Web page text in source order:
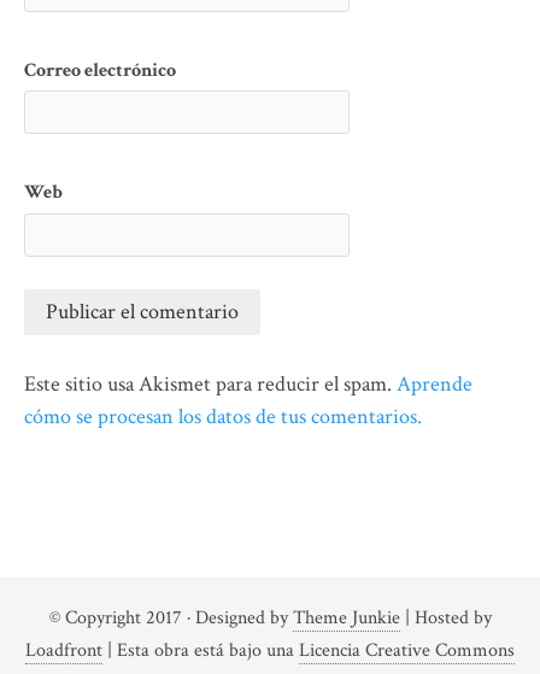
Correo electrónico
Web
Este sitio usa Akismet para reducir el spam. Aprende
cómo se procesan los datos de tus comentarios.
© Copyright 2017 · Designed byTheme Junkie| Hosted by
Loadfront | Esta obra está bajo unaLicencia Creative Commons